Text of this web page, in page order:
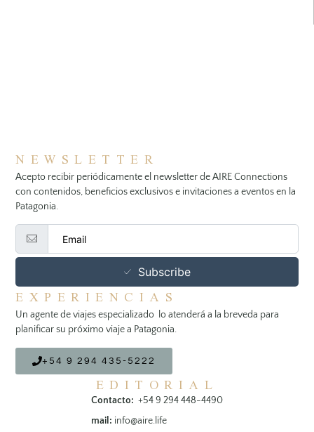
NEWSLETTER
Acepto recibir periódicamente el newsletter de AIRE Connections
con contenidos, beneficios exclusivos e invitaciones a eventos en la
Patagonia.
Subscribe
EXPERIENCIAS
Un agente de viajes especializado lo atenderá a la breveda para
planificar su próximo viaje a Patagonia.
+54 9 294 435-5222
EDITORIAL
Contacto: +54 9 294 448-4490
mail: info@aire.life